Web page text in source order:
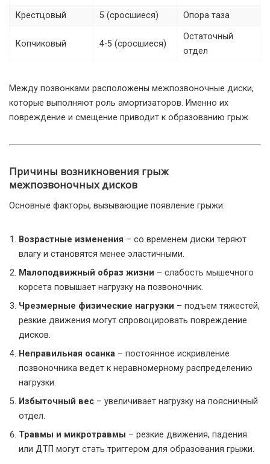
Крестцовый 5 (сросшиеся) Опора таза
Копчиковый 4-5 (сросшиеся)
Остаточный
отдел
Между позвонками расположены межпозвоночные диски,
которые выполняют роль амортизаторов. Именно их
повреждение и смещение приводит к образованию грыж.
Причины возникновения грыж
межпозвоночных дисков
Основные факторы, вызывающие появление грыжи:
Возрастные изменения – со временем диски теряют
влагу и становятся менее эластичными.
Малоподвижный образ жизни – слабость мышечного
корсета повышает нагрузку на позвоночник.
Чрезмерные физические нагрузки – подъем тяжестей,
резкие движения могут спровоцировать повреждение
дисков.
Неправильная осанка – постоянное искривление
позвоночника ведет к неравномерному распределению
нагрузки.
Избыточный вес – увеличивает нагрузку на поясничный
отдел.
Травмы и микротравмы – резкие движения, падения
или ДТП могут стать триггером для образования грыжи.